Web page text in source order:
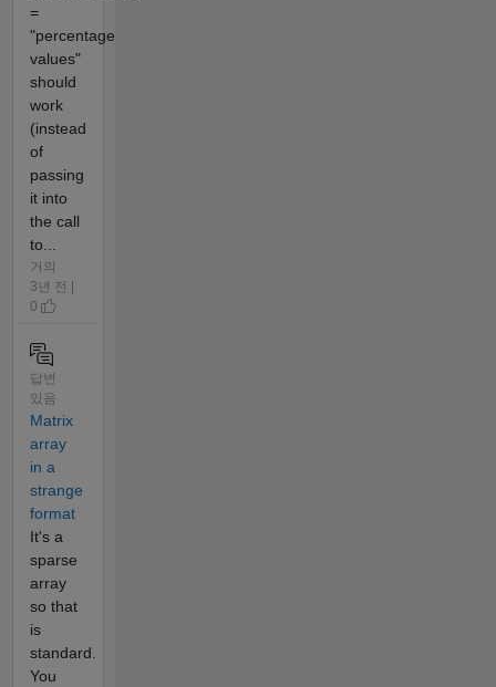
=
"percentage
values"
should
work
(instead
of
passing
it into
the call
to...
거의
3년 전 |
0
답변
있음
Matrix
array
in a
strange
format
It's a
sparse
array
so that
is
standard.
You